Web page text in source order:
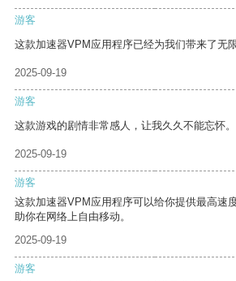
游客
这款加速器VPM应用程序已经为我们带来了无
2025-09-19
游客
这款游戏的剧情非常感人，让我久久不能忘怀。
2025-09-19
游客
这款加速器VPM应用程序可以给你提供最高速
助你在网络上自由移动。
2025-09-19
游客